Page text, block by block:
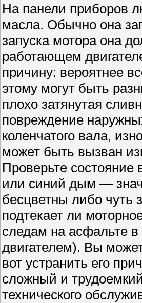
На панели приборов
масла. Обычно она
запуска мотора она
работающем
причину: вероятнее
этому могут быть
плохо затянутая
повреждение
коленчатого вала,
может быть вызван
Проверьте состояние
или синий дым —
бесцветны либо чуть
подтекает ли
следам на асфальте
двигателем). Вы
вот устранить его
сложный и
технического